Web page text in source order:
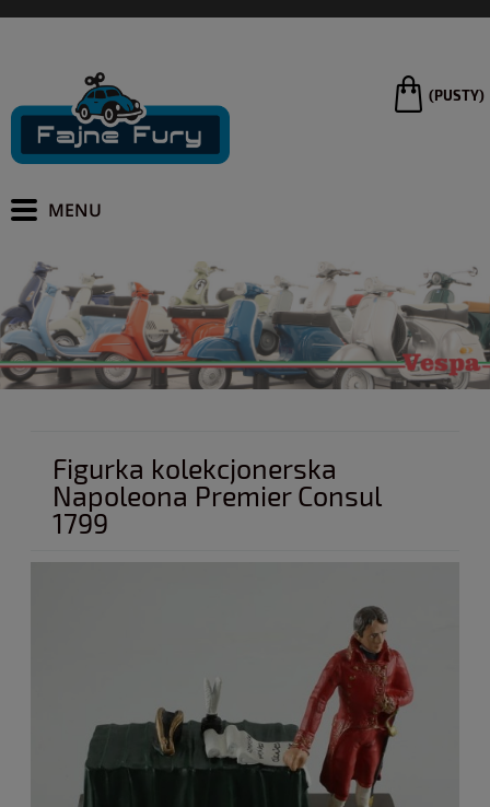
(PUSTY)
Figurka kolekcjonerska
Napoleona Premier Consul
1799